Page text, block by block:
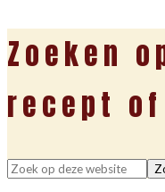
Zoeken
recept
Zoek